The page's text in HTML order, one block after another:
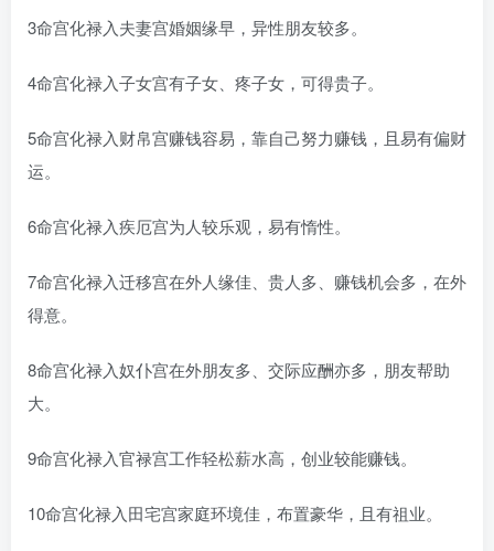
3命宫化禄入夫妻宫婚姻缘早，异性朋友较多。
4命宫化禄入子女宫有子女、疼子女，可得贵子。
5命宫化禄入财帛宫赚钱容易，靠自己努力赚钱，且易有偏财
运。
6命宫化禄入疾厄宫为人较乐观，易有惰性。
7命宫化禄入迁移宫在外人缘佳、贵人多、赚钱机会多，在外
得意。
8命宫化禄入奴仆宫在外朋友多、交际应酬亦多，朋友帮助
大。
9命宫化禄入官禄宫工作轻松薪水高，创业较能赚钱。
10命宫化禄入田宅宫家庭环境佳，布置豪华，且有祖业。